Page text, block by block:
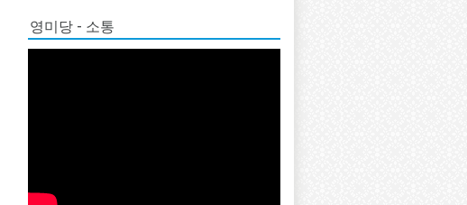
영미당 - 소통